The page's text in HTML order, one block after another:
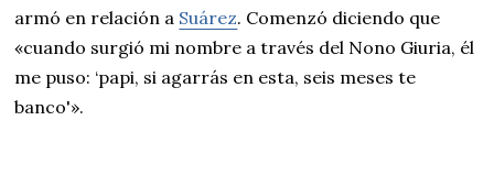
armó en relación a Suárez. Comenzó diciendo que
«cuando surgió mi nombre a través del Nono Giuria, él
me puso: ‘papi, si agarrás en esta, seis meses te
banco'».